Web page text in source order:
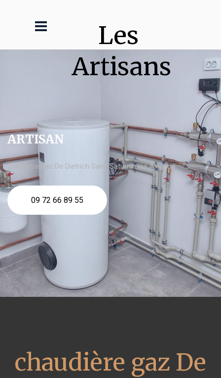
Les
Artisans
ARTISAN
chaudière gaz De Dietrich Saint Saturnin lès Avignon
09 72 66 89 55
chaudière gaz De